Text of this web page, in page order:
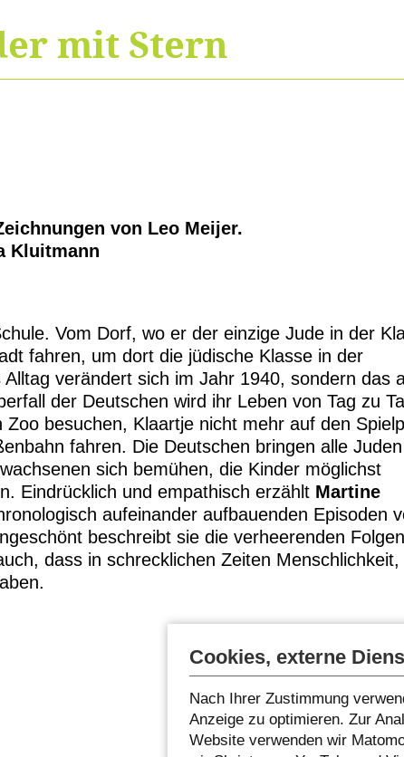
mit Stern
von Leo Meijer.
Kluitmann
Vom Dorf, wo er der einzige Jude in der
fahren, um dort die jüdische Klasse in der
verändert sich im Jahr 1940, sondern das
der Deutschen wird ihr Leben von Tag zu
besuchen, Klaartje nicht mehr auf den
fahren. Die Deutschen bringen alle
sich bemühen, die Kinder möglichst
Eindrücklich und empathisch erzählt Martine
aufeinander aufbauenden Episoden
beschreibt sie die verheerenden
dass in schrecklichen Zeiten Menschlichkeit,
Cookies, externe
Nach Ihrer Zustimmung
Anzeige zu optimieren. Zur
Website verwenden wir